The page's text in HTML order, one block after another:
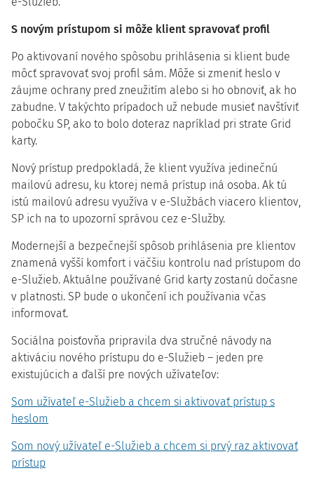
S novým prístupom si môže klient spravovať profil
Po aktivovaní nového spôsobu prihlásenia si klient bude
môcť spravovať svoj profil sám. Môže si zmeniť heslo v
záujme ochrany pred zneužitím alebo si ho obnoviť, ak ho
zabudne. V takýchto prípadoch už nebude musieť navštíviť
pobočku SP, ako to bolo doteraz napríklad pri strate Grid
karty.
Nový prístup predpokladá, že klient využíva jedinečnú
mailovú adresu, ku ktorej nemá prístup iná osoba. Ak tú
istú mailovú adresu využíva v e-Službách viacero klientov,
SP ich na to upozorní správou cez e-Služby.
Modernejší a bezpečnejší spôsob prihlásenia pre klientov
znamená vyšší komfort i väčšiu kontrolu nad prístupom do
e-Služieb. Aktuálne používané Grid karty zostanú dočasne
v platnosti. SP bude o ukončení ich používania včas
informovať.
Sociálna poisťovňa pripravila dva stručné návody na
aktiváciu nového prístupu do e-Služieb – jeden pre
existujúcich a ďalší pre nových užívateľov:
Som užívateľ e-Služieb a chcem si aktivovať prístup s
heslom
Som nový užívateľ e-Služieb a chcem si prvý raz aktivovať
prístup